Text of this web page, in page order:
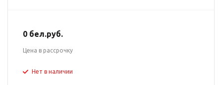
0 бел.руб.
Цена в рассрочку
Нет в наличии